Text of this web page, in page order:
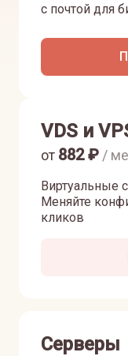
с почтой для
VDS и
Виртуальные
Меняйте
кликов
от 882₽ /
Серверы